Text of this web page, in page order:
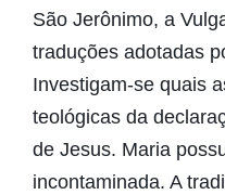
São Jerônimo, a
traduções adotadas
Investigam-se quais
teológicas da
de Jesus. Maria
incontaminada. A